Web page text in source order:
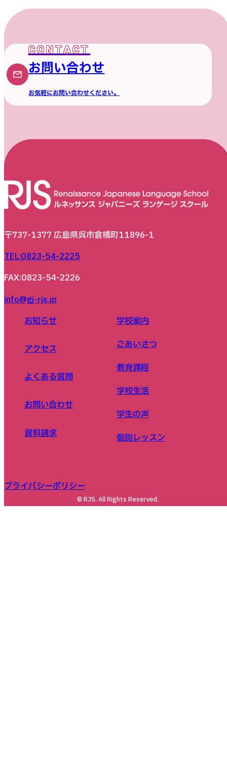
お問い合わせ
お気軽にお問い合わせください。
〒737-1377 広島県呉市倉橋町11896-1
TEL:0823-54-2225
FAX:0823-54-2226
info@gj-rjs.jp
お知らせ
アクセス
よくある質問
お問い合わせ
資料請求
学校案内
ごあいさつ
教育課程
学校生活
学生の声
個別レッスン
プライバシーポリシー
© RJS. All Rights Reserved.